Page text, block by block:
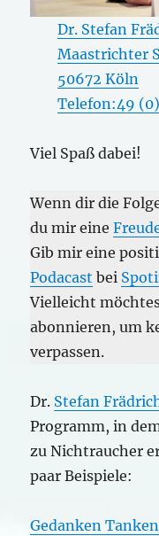
Dr. Stefan
Maastrichter
50672 Köln
Telefon:49
Viel Spaß dabei!
Wenn dir die
du mir eine
Gib mir eine
Podacast bei
Vielleicht
abonnieren, um
verpassen.
Dr. Stefan
Programm, in
zu Nichtraucher
paar Beispiele:
Gedanken